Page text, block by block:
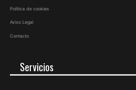
Política de cookies
Aviso Legal
Contacto
Servicios